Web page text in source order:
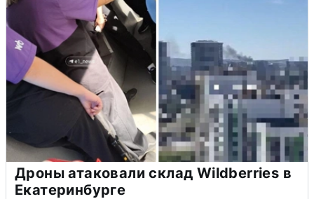
Дроны атаковали склад Wildberries в
Екатеринбурге